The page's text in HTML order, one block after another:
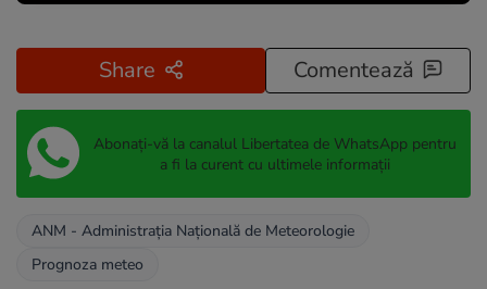
Share Comentează
Abonați-vă la canalul Libertatea de WhatsApp pentru
a fi la curent cu ultimele informații
ANM - Administraţia Naţională de Meteorologie
Prognoza meteo